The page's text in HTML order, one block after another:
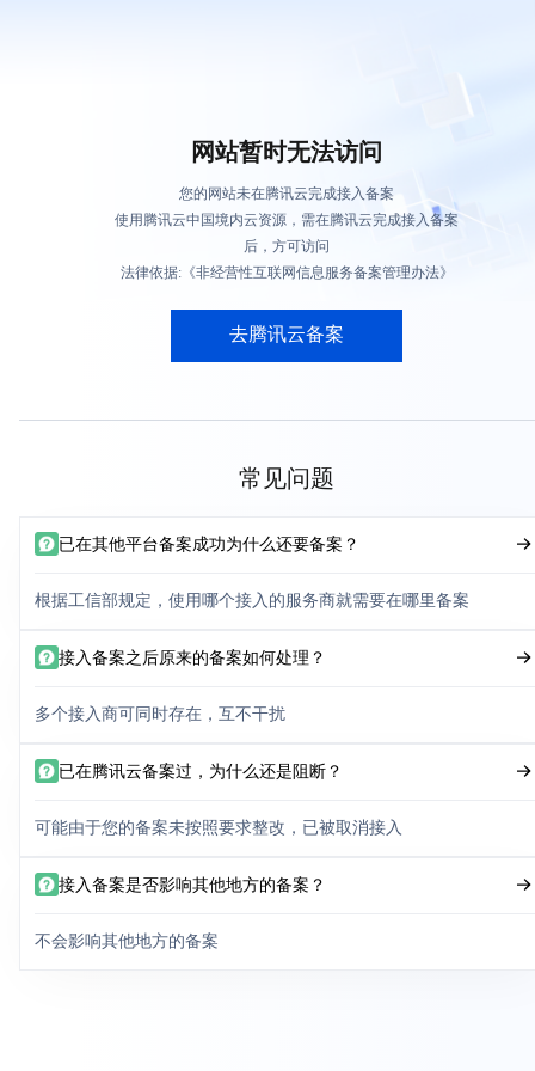
网站暂时无法访问
您的网站未在腾讯云完成接入备案
使用腾讯云中国境内云资源，需在腾讯云完成接入备案
后，方可访问
法律依据:《非经营性互联网信息服务备案管理办法》
去腾讯云备案
常见问题
已在其他平台备案成功为什么还要备案？
根据工信部规定，使用哪个接入的服务商就需要在哪里备案
接入备案之后原来的备案如何处理？
多个接入商可同时存在，互不干扰
已在腾讯云备案过，为什么还是阻断？
可能由于您的备案未按照要求整改，已被取消接入
接入备案是否影响其他地方的备案？
不会影响其他地方的备案